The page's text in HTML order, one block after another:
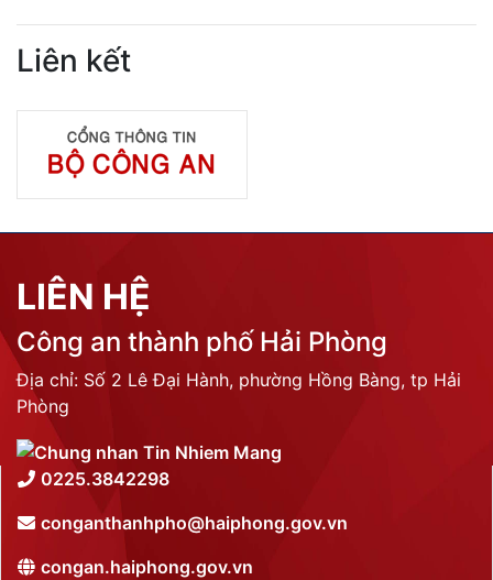
Liên kết
LIÊN HỆ
Công an thành phố Hải Phòng
Địa chỉ: Số 2 Lê Đại Hành, phường Hồng Bàng, tp Hải
Phòng
0225.3842298
conganthanhpho@haiphong.gov.vn
congan.haiphong.gov.vn